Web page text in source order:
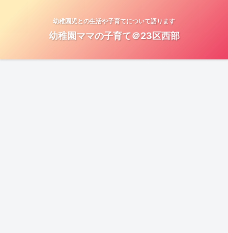
幼稚園児との生活や子育てについて語ります
幼稚園ママの子育て＠23区西部